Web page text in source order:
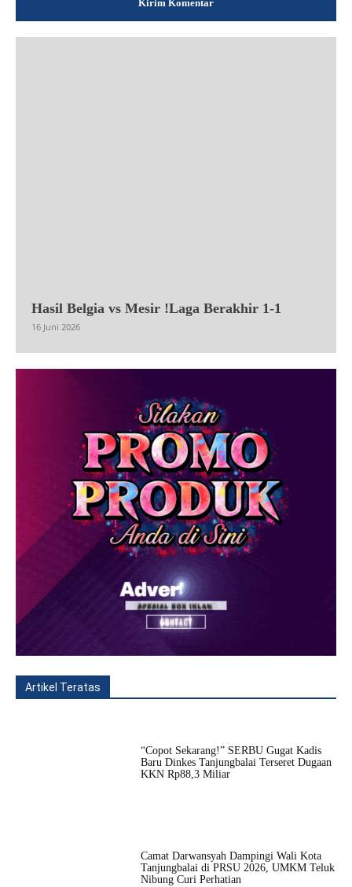
Hasil Belgia vs Mesir !Laga Berakhir 1-1
16 Juni 2026
Artikel Teratas
“Copot Sekarang!” SERBU Gugat Kadis
Baru Dinkes Tanjungbalai Terseret Dugaan
KKN Rp88,3 Miliar
Camat Darwansyah Dampingi Wali Kota
Tanjungbalai di PRSU 2026, UMKM Teluk
Nibung Curi Perhatian